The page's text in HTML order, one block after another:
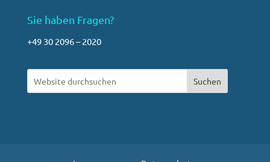
Sie haben Fragen?
+49 30 2096 – 2020
Suchen